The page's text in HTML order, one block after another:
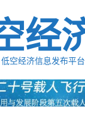
经
低空经济信息发布平台